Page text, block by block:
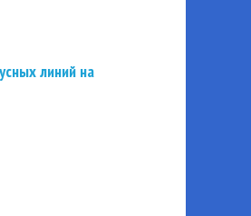
линий на